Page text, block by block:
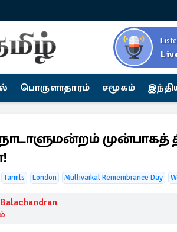
பொருளாதாரம் சமூகம்
முன்பாகத்
Tamils London Mullivaikal Remembrance Day